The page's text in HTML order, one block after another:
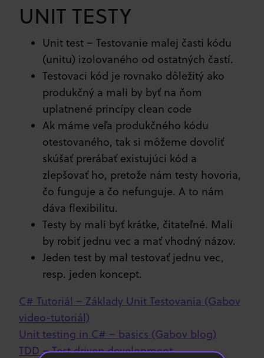
UNIT TESTY
Unit test – Testovanie malej časti kódu
(unitu) izolovaného od ostatných častí.
Testovaci kód je rovnako dôležitý ako
produkčný a mali by byť na ňom
uplatnené princípy clean code
Ak máme veľa produkčného kódu
otestovaného, tak si môžeme dovoliť
skúšať prerábať existujúci kód a
zlepšovať ho, pretože nám testy hovoria,
čo funguje a čo nefunguje. A to nám
dáva flexibilitu.
Testy by mali byť krátke, čitateľné. Mali
by robiť jednu vec a mať vhodný názov.
Jeden test by mal testovať jednu vec,
resp. jeden koncept.
C# Tutoriál – Základy Unit Testovania (Gabov
video-tutoriál)
Unit testing in C# – basics (Gabov blog)
TDD – Test driven development